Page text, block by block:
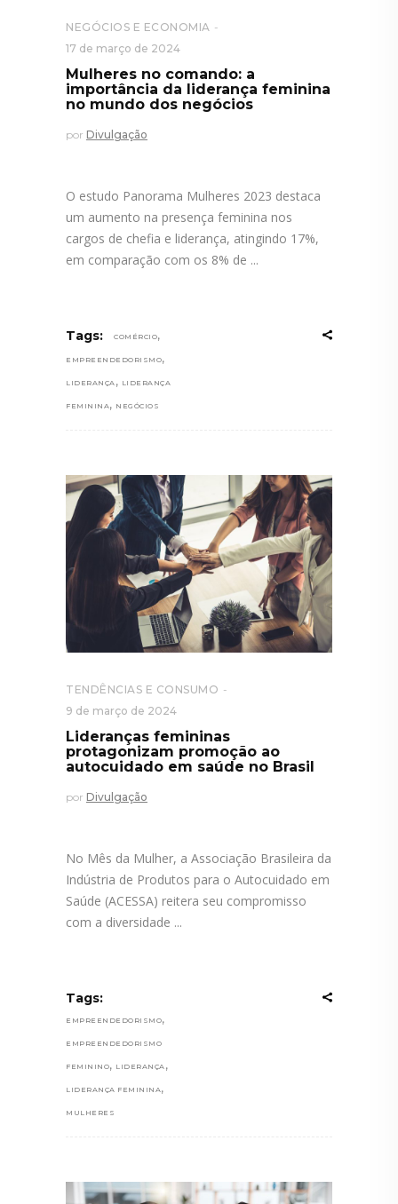
NEGÓCIOS E ECONOMIA
17 de março de 2024
Mulheres no comando: a
importância da liderança feminina
no mundo dos negócios
por Divulgação
O estudo Panorama Mulheres 2023 destaca
um aumento na presença feminina nos
cargos de chefia e liderança, atingindo 17%,
em comparação com os 8% de
Tags: COMÉRCIO,
EMPREENDEDORISMO,
LIDERANÇA , LIDERANÇA
FEMININA , NEGÓCIOS
TENDÊNCIAS E CONSUMO
9 de março de 2024
Lideranças femininas
protagonizam promoção ao
autocuidado em saúde no Brasil
por Divulgação
No Mês da Mulher, a Associação Brasileira da
Indústria de Produtos para o Autocuidado em
Saúde (ACESSA) reitera seu compromisso
com a diversidade
Tags:
EMPREENDEDORISMO,
EMPREENDEDORISMO
FEMININO, LIDERANÇA ,
LIDERANÇA FEMININA ,
MULHERES